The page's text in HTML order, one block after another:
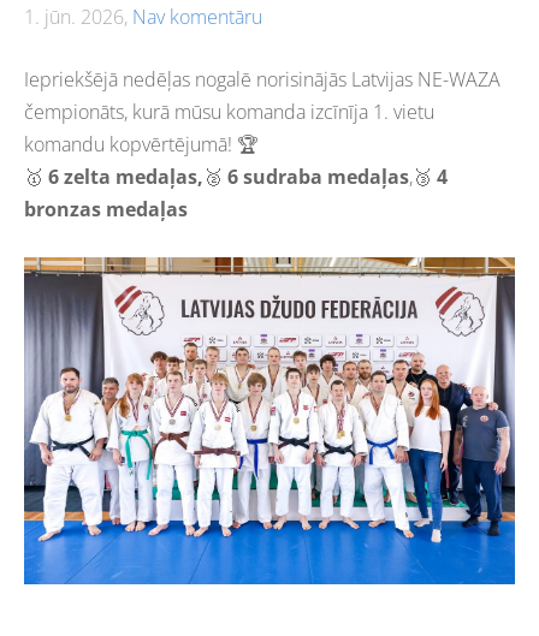
1. jūn. 2026, Nav komentāru
Iepriekšējā nedēļas nogalē norisinājās Latvijas NE-WAZA
čempionāts, kurā mūsu komanda izcīnīja 1. vietu
komandu kopvērtējumā! 🏆
🥇 6 zelta medaļas,🥈 6 sudraba medaļas,🥉 4
bronzas medaļas